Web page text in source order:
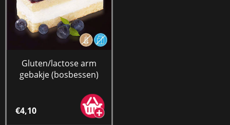
Gluten/lactose arm
gebakje (bosbessen)
€4,10